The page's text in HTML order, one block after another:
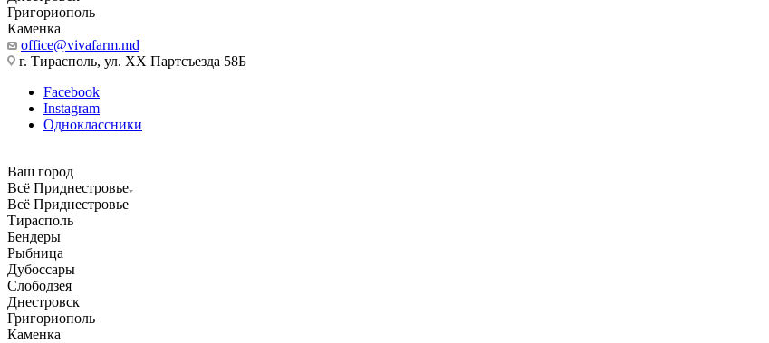
Григориополь
Каменка
office@vivafarm.md
г. Тирасполь, ул. ХХ Партсъезда 58Б
Facebook
Instagram
Одноклассники
Ваш город
Всё Приднестровье
Всё Приднестровье
Тирасполь
Бендеры
Рыбница
Дубоссары
Слободзея
Днестровск
Григориополь
Каменка